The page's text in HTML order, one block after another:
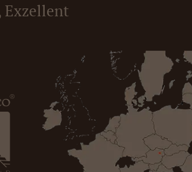
Exzellent